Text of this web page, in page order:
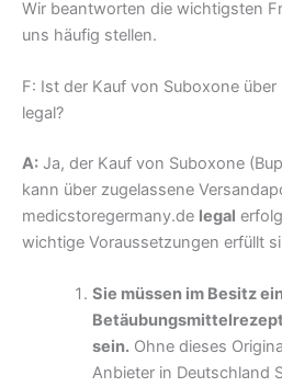
Wir beantworten die wichtigsten
uns häufig stellen.
F: Ist der Kauf von Suboxone
legal?
A: Ja, der Kauf von Suboxone
kann über zugelassene
medicstoregermany.de legal
wichtige Voraussetzungen erfüllt
Sie müssen im Besitz
sein.Ohne dieses
Anbieter in Deutschland